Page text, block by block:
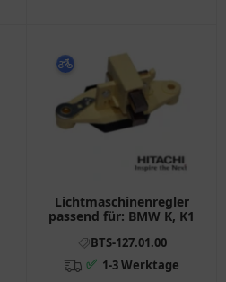
Lichtmaschinenregler
passend für: BMW K, K1
BTS-127.01.00
✅ 1-3 Werktage